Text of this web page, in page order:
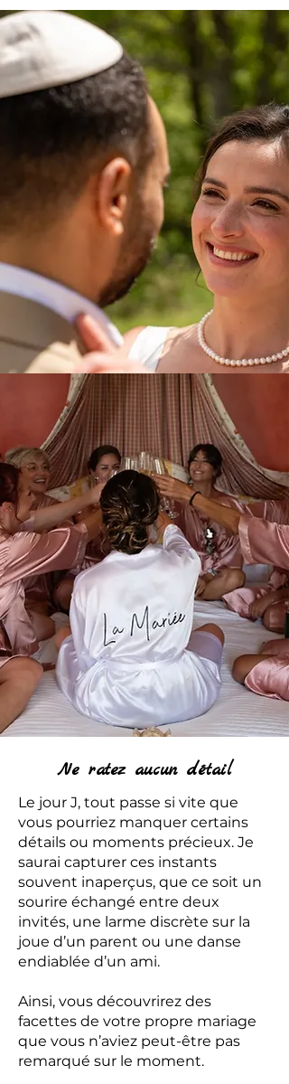
Ne ratez aucun détail
Le jour J, tout passe si vite que
vous pourriez manquer certains
détails ou moments précieux. Je
saurai capturer ces instants
souvent inaperçus, que ce soit un
sourire échangé entre deux
invités, une larme discrète sur la
joue d’un parent ou une danse
endiablée d’un ami.
Ainsi, vous découvrirez des
facettes de votre propre mariage
que vous n’aviez peut-être pas
remarqué sur le moment.